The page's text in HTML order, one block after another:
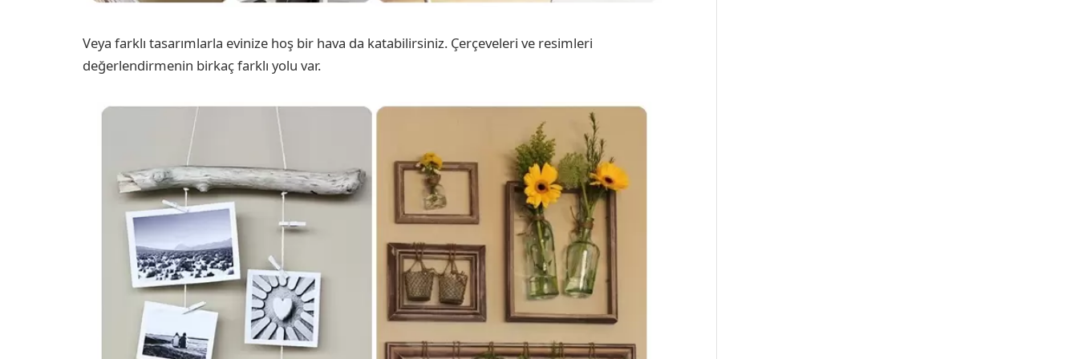
Veya farklı tasarımlarla evinize hoş bir hava da katabilirsiniz. Çerçeveleri ve resimleri
değerlendirmenin birkaç farklı yolu var.